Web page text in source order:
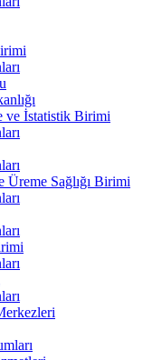
ve İstatistik Birimi
Üreme Sağlığı Birimi